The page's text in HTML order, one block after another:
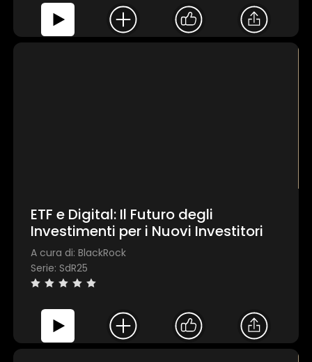
ETF e Digital: Il Futuro degli
Investimenti per i Nuovi Investitori
A cura di: BlackRock
Serie: SdR25